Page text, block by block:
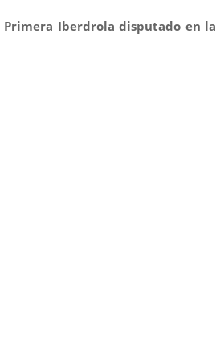
Primera Iberdrola disputado en la